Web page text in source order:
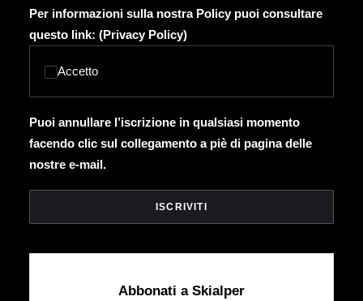
Per informazioni sulla nostra Policy puoi consultare
questo link: (Privacy Policy)
Accetto
Puoi annullare l’iscrizione in qualsiasi momento
facendo clic sul collegamento a piè di pagina delle
nostre e-mail.
Abbonati a Skialper